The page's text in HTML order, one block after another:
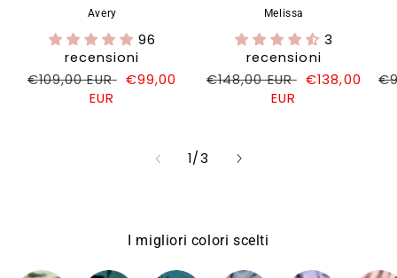
Avery
96
recensioni
Prezzo
€109,00 EUR
Prezzo
€99,00
EUR
Melissa
3
recensioni
Prezzo
€148,00 EUR
Prezzo
€138,00
EUR
1/
su3
I migliori colori scelti